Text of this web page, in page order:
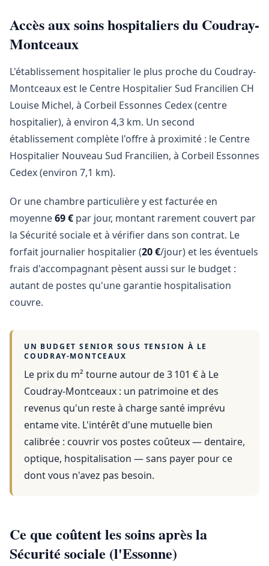
Accès aux soins hospitaliers du Coudray-
Montceaux
L'établissement hospitalier le plus proche du Coudray-
Montceaux est le Centre Hospitalier Sud Francilien CH
Louise Michel, à Corbeil Essonnes Cedex (centre
hospitalier), à environ 4,3 km. Un second
établissement complète l'offre à proximité : le Centre
Hospitalier Nouveau Sud Francilien, à Corbeil Essonnes
Cedex (environ 7,1 km).
Or une chambre particulière y est facturée en
moyenne69 € par jour, montant rarement couvert par
la Sécurité sociale et à vérifier dans son contrat. Le
forfait journalier hospitalier (20 €/jour) et les éventuels
frais d'accompagnant pèsent aussi sur le budget :
autant de postes qu'une garantie hospitalisation
couvre.
UN BUDGET SENIOR SOUS TENSION À LE
COUDRAY-MONTCEAUX
Le prix du m² tourne autour de 3 101 €à Le
Coudray-Montceaux : un patrimoine et des
revenus qu'un reste à charge santé imprévu
entame vite. L'intérêt d'une mutuelle bien
calibrée : couvrir vos postes coûteux — dentaire,
optique, hospitalisation — sans payer pour ce
dont vous n'avez pas besoin.
Ce que coûtent les soins après la
Sécurité sociale (l'Essonne)